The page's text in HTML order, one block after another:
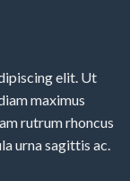
elit. Ut
maximus
rutrum rhoncus
urna sagittis ac.